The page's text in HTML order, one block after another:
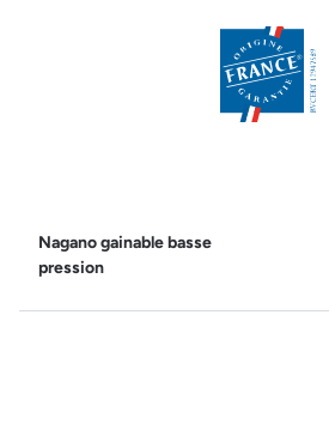
Nagano gainable basse
pression